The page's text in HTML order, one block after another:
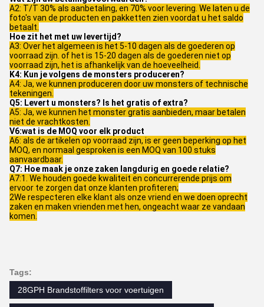
A2: T/T 30% als aanbetaling, en 70% voor levering. We laten u de
foto's van de producten en pakketten zien voordat u het saldo
betaalt.
Hoe zit het met uw levertijd?
A3: Over het algemeen is het 5-10 dagen als de goederen op
voorraad zijn. of het is 15-20 dagen als de goederen niet op
voorraad zijn, het is afhankelijk van de hoeveelheid.
K4: Kun je volgens de monsters produceren?
A4: Ja, we kunnen produceren door uw monsters of technische
tekeningen.
Q5: Levert u monsters? Is het gratis of extra?
A5: Ja, we kunnen het monster gratis aanbieden, maar betalen
niet de vrachtkosten.
V6:wat is de MOQ voor elk product
A6: als de artikelen op voorraad zijn, is er geen beperking op het
MOQ, en normaal gesproken is een MOQ van 100 stuks
aanvaardbaar.
Q7: Hoe maak je onze zaken langdurig en goede relatie?
A7:1. We houden goede kwaliteit en concurrerende prijs om
ervoor te zorgen dat onze klanten profiteren;
2We respecteren elke klant als onze vriend en we doen oprecht
zaken en maken vrienden met hen, ongeacht waar ze vandaan
komen.
Tags:
28GPH Brandstoffilters voor voertuigen